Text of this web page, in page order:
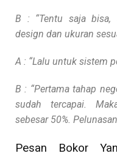
B : “Tentu saja bisa,
design dan ukuran
A : “Lalu untuk sistem
B : “Pertama tahap
sudah tercapai.
sebesar 50%.
Pesan Bokor